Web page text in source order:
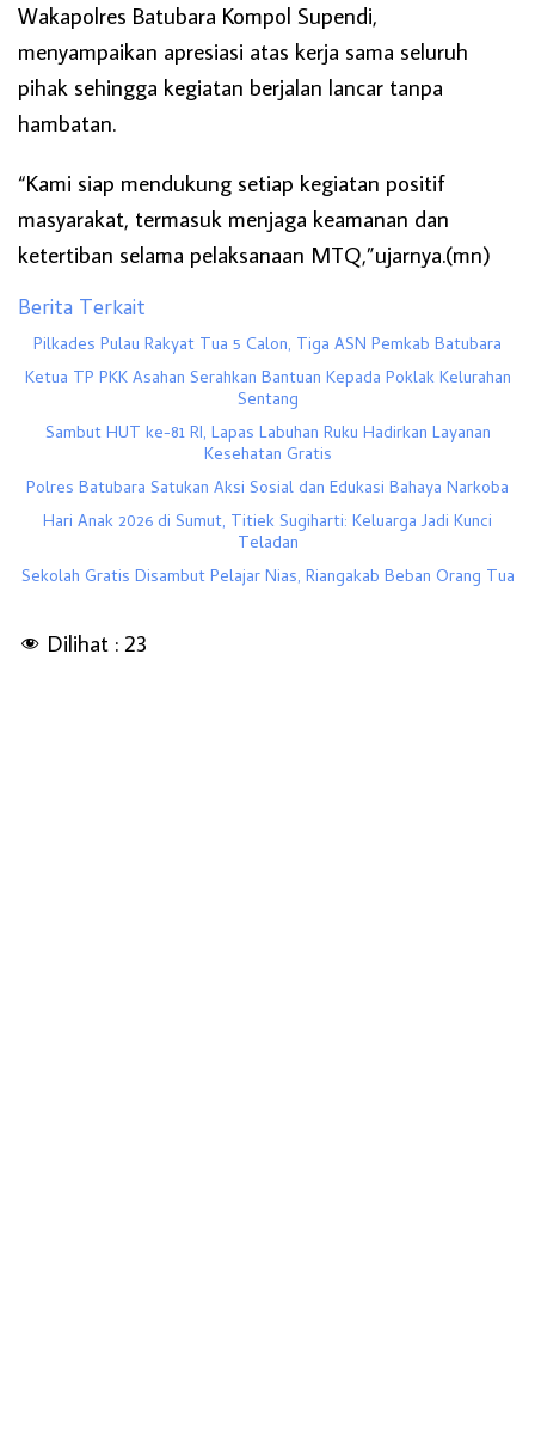
Wakapolres Batubara Kompol Supendi,
menyampaikan apresiasi atas kerja sama seluruh
pihak sehingga kegiatan berjalan lancar tanpa
hambatan.
“Kami siap mendukung setiap kegiatan positif
masyarakat, termasuk menjaga keamanan dan
ketertiban selama pelaksanaan MTQ,”ujarnya.(mn)
Berita Terkait
Pilkades Pulau Rakyat Tua 5 Calon, Tiga ASN Pemkab Batubara
Ketua TP PKK Asahan Serahkan Bantuan Kepada Poklak Kelurahan
Sentang
Sambut HUT ke-81 RI, Lapas Labuhan Ruku Hadirkan Layanan
Kesehatan Gratis
Polres Batubara Satukan Aksi Sosial dan Edukasi Bahaya Narkoba
Hari Anak 2026 di Sumut, Titiek Sugiharti: Keluarga Jadi Kunci
Teladan
Sekolah Gratis Disambut Pelajar Nias, Riangakab Beban Orang Tua
Dilihat : 23